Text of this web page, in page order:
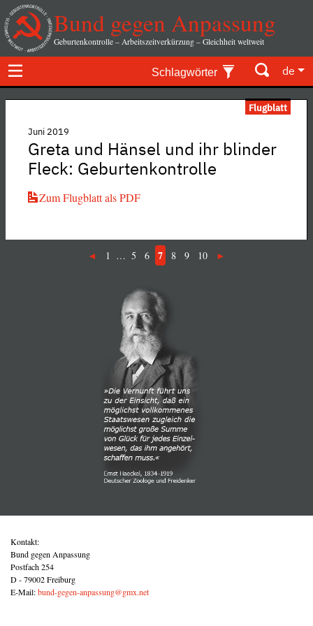
Bund gegen Anpassung
Geburtenkontrolle – Arbeitszeitverkürzung – Gleichheit weltweit
Schlagwörter de
Flugblatt
Juni 2019
Greta und Hänsel und ihr blinder
Fleck: Geburtenkontrolle
Zum Flugblatt als PDF
1 … 5 6 7 8 9 10
Kontakt:
Bund gegen Anpassung
Postfach 254
D - 79002 Freiburg
E-Mail:bund-gegen-anpassung@gmx.net